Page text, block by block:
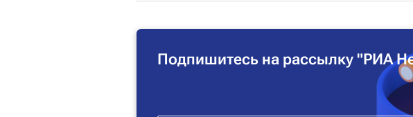
Подпишитесь на рассылку "РИА